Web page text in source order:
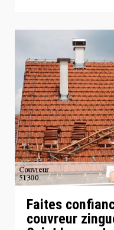
Faites
couvreur